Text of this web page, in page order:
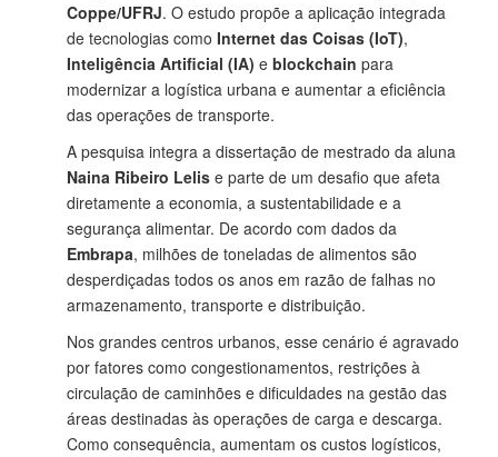
Coppe/UFRJ. O estudo propõe a aplicação integrada
de tecnologias como Internet das Coisas (IoT),
Inteligência Artificial (IA) e blockchain para
modernizar a logística urbana e aumentar a eficiência
das operações de transporte.
A pesquisa integra a dissertação de mestrado da aluna
Naina Ribeiro Lelis e parte de um desafio que afeta
diretamente a economia, a sustentabilidade e a
segurança alimentar. De acordo com dados da
Embrapa, milhões de toneladas de alimentos são
desperdiçadas todos os anos em razão de falhas no
armazenamento, transporte e distribuição.
Nos grandes centros urbanos, esse cenário é agravado
por fatores como congestionamentos, restrições à
circulação de caminhões e dificuldades na gestão das
áreas destinadas às operações de carga e descarga.
Como consequência, aumentam os custos logísticos,